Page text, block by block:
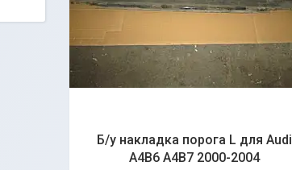
Б/у накладка порога L для Audi
A4B6 A4B7 2000-2004